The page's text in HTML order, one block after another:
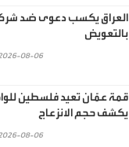
العراق يكسب دعوى ضد شركة
بالتعويض
08-06
قمة عمّان تعيد فلسطين
يكشف حجم الانزعاج
08-06